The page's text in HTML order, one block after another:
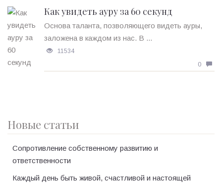
Как увидеть ауру за 60 секунд
Основа таланта, позволяющего видеть ауры,
заложена в каждом из нас. В ...
11534
0
Новые статьи
Сопротивление собственному развитию и
ответственности
Каждый день быть живой, счастливой и настоящей